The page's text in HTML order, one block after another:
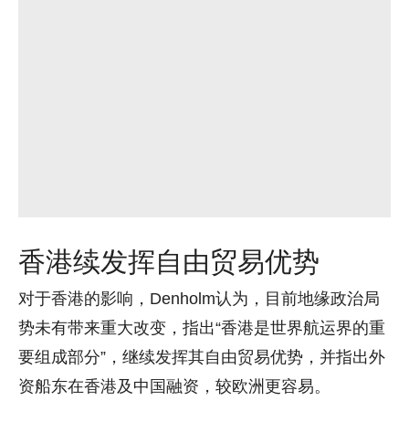
香港续发挥自由贸易优势
对于香港的影响，Denholm认为，目前地缘政治局
势未有带来重大改变，指出“香港是世界航运界的重
要组成部分”，继续发挥其自由贸易优势，并指出外
资船东在香港及中国融资，较欧洲更容易。